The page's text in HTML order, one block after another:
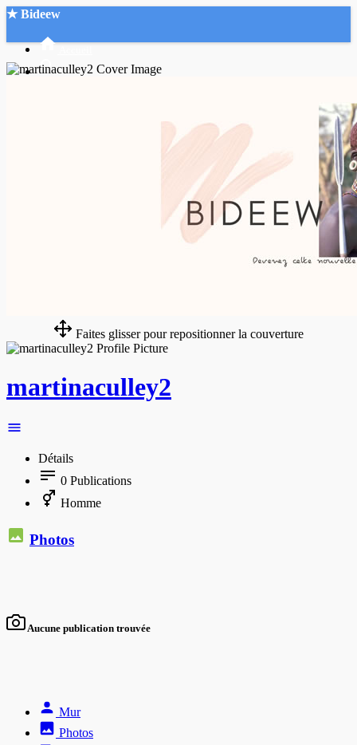
★ Bideew
Faites glisser pour repositionner la couverture
martinaculley2
Détails
0 Publications
Homme
Photos
Aucune publication trouvée
Mur
Photos